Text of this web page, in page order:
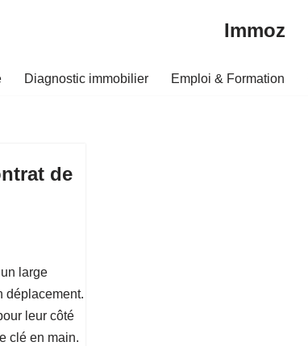
Immoz
Diagnostic immobilier Emploi & Formation
de
large
déplacement.
leur côté
clé en main.